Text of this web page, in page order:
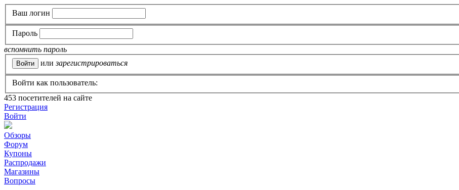
Ваш логин
Пароль
вспомнить пароль
или зарегистрироваться
Войти как пользователь:
453 посетителей на сайте
Регистрация
Войти
Обзоры
Форум
Купоны
Распродажи
Магазины
Вопросы